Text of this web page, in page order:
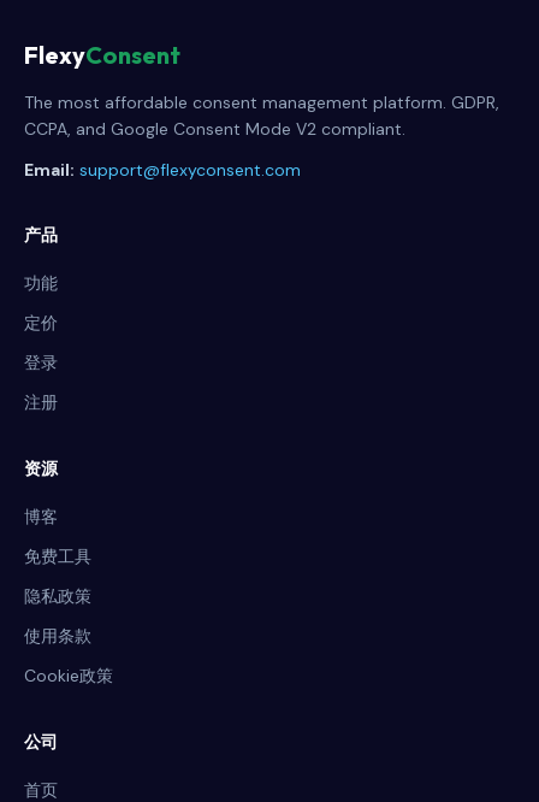
FlexyConsent
The most affordable consent management platform. GDPR,
CCPA, and Google Consent Mode V2 compliant.
Email: support@flexyconsent.com
产品
功能
定价
登录
注册
资源
博客
免费工具
隐私政策
使用条款
Cookie政策
公司
首页